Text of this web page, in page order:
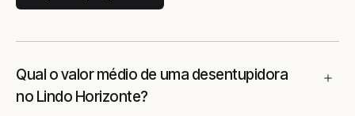
Qual o valor médio de uma desentupidora
no Lindo Horizonte?